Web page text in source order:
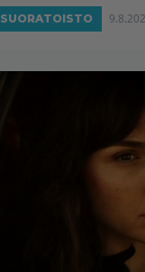
SUORATOISTO